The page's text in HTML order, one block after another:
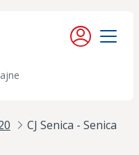
Moje konto
Menu
CJ Senica - Senica